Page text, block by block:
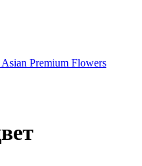
Asian Premium Flowers